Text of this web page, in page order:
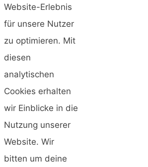
Website-Erlebnis
für unsere Nutzer
zu optimieren. Mit
diesen
analytischen
Cookies erhalten
wir Einblicke in die
Nutzung unserer
Website. Wir
bitten um deine